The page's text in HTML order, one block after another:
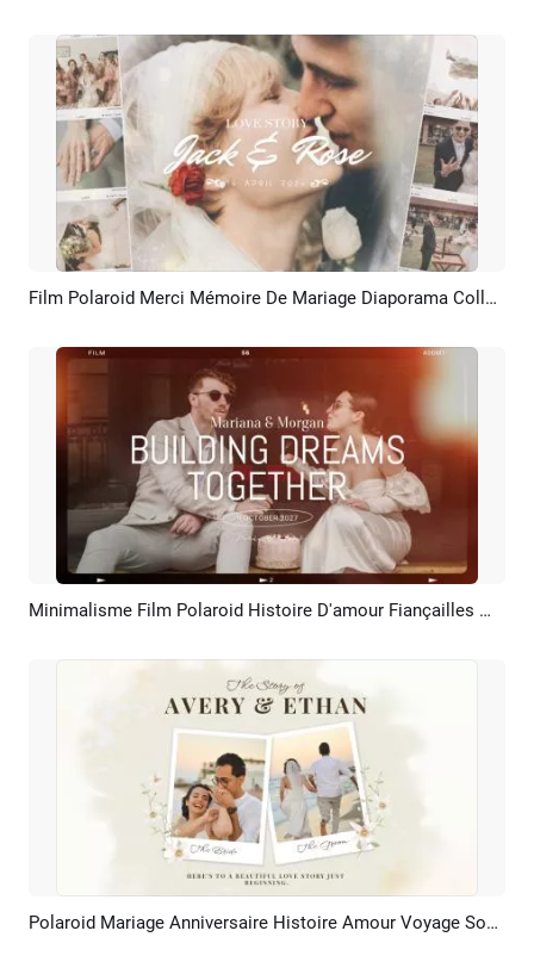
Aperçu Créer IA Film Polaroid Merci Mémoire De Mariage Diaporama Collage
Aperçu Créer IA Minimalisme Film Polaroid Histoire D'amour Fiançailles Mariage Anniversaire Collage Diaporama
Aperçu Créer IA Polaroid Mariage Anniversaire Histoire Amour Voyage Souvenirs Collage Photo Diaporama